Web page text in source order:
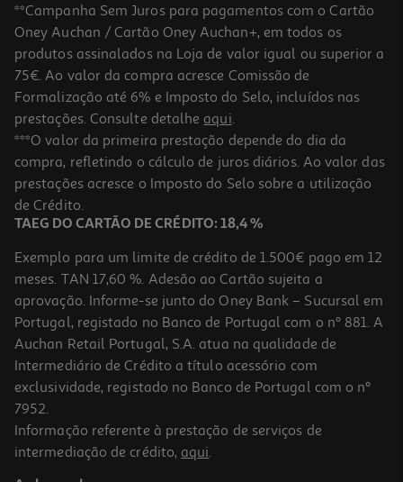
Tetina Chicco P5 Silicone Fluxo Normal Om+ 2un
5 €/un
9,99 €
Tetina Dr. Brown's Boca Larga Ny Espesso 2un
**Campanha Sem Juros para pagamentos com o Cartão
Oney Auchan / Cartão Oney Auchan+, em todos os
produtos assinalados na Loja de valor igual ou superior a
75€. Ao valor da compra acresce Comissão de
Formalização até 6% e Imposto do Selo, incluídos nas
prestações. Consulte detalhe aqui.
***O valor da primeira prestação depende do dia da
compra, refletindo o cálculo de juros diários. Ao valor das
prestações acresce o Imposto do Selo sobre a utilização
de Crédito.
TAEG DO CARTÃO DE CRÉDITO: 18,4 %
Exemplo para um limite de crédito de 1.500€ pago em 12
meses. TAN 17,60 %. Adesão ao Cartão sujeita a
aprovação. Informe-se junto do Oney Bank – Sucursal em
Portugal, registado no Banco de Portugal com o nº 881. A
Auchan Retail Portugal, S.A. atua na qualidade de
Intermediário de Crédito a título acessório com
exclusividade, registado no Banco de Portugal com o nº
7952.
Informação referente à prestação de serviços de
intermediação de crédito, aqui.